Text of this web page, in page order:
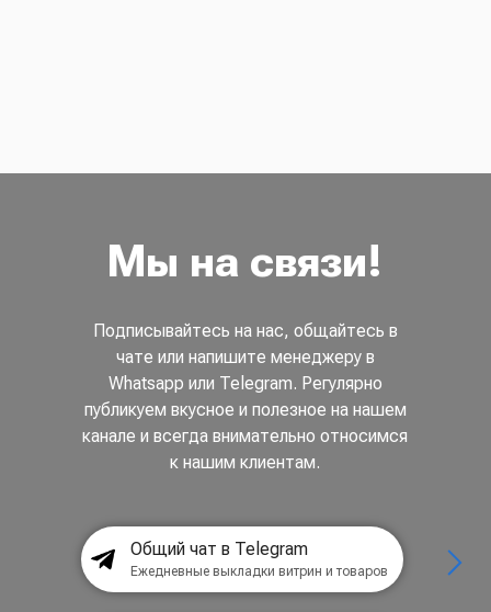
Мы на связи!
Подписывайтесь на нас, общайтесь в
чате или напишите менеджеру в
Whatsapp или Telegram. Регулярно
публикуем вкусное и полезное на нашем
канале и всегда внимательно относимся
к нашим клиентам.
Общий чат в Telegram
Ежедневные выкладки витрин и товаров